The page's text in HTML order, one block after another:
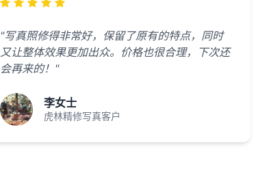
"写真照修得非常好，保留了原有的特点，同时
又让整体效果更加出众。价格也很合理，下次还
会再来的！"
李女士
虎林精修写真客户